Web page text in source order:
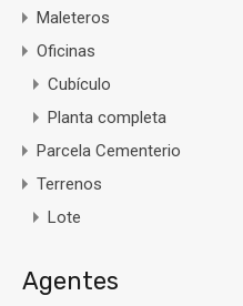
Maleteros
Oficinas
Cubículo
Planta completa
Parcela Cementerio
Terrenos
Lote
Agentes